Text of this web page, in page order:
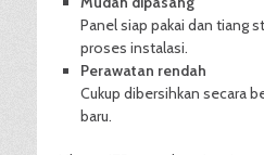
Panel siap pakai dan tiang
proses instalasi.
Perawatan rendah
Cukup dibersihkan secara
baru.